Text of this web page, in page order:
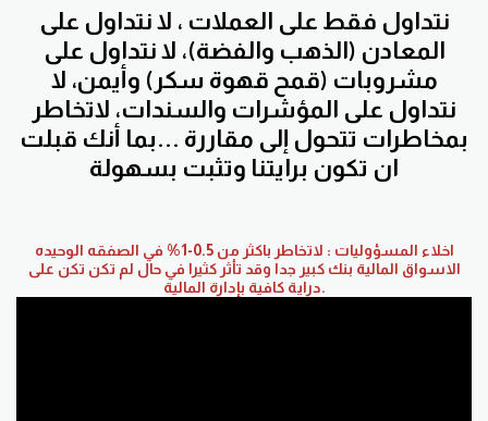
نتداول فقط على العملات ، لا نتداول على
المعادن (الذهب والفضة)، لا نتداول على
مشروبات (قمح قهوة سكر) وأيمن، لا
نتداول على المؤشرات والسندات، لاتخاطر
بمخاطرات تتحول إلى مقاررة ...بما أنك قبلت
ان تكون برايتنا وتثبت بسهولة
اخلاء المسؤوليات : لاتخاطر باكثر من 0.5-1% في الصفقه الوحيده
الاسواق المالية بنك كبير جدا وقد تأثر كثيرا في حال لم تكن تكن على
دراية كافية بإدارة المالية.